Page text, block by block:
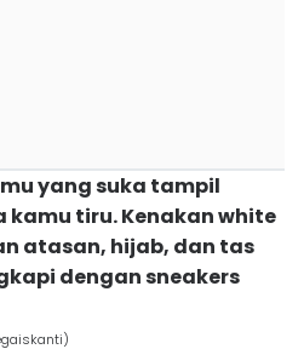
yang suka tampil
kamu tiru. Kenakan white
atasan, hijab, dan tas
dengan sneakers